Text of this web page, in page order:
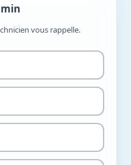
vous rappelle.